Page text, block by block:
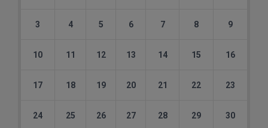
3 4 5 6 7 8 9
10 11 12 13 14 15 16
17 18 19 20 21 22 23
24 25 26 27 28 29 30